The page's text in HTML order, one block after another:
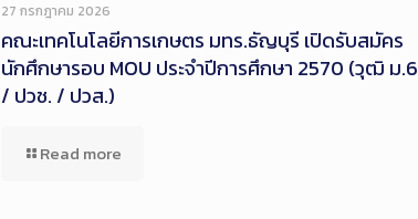
27 กรกฎาคม 2026
คณะเทคโนโลยีการเกษตร มทร.ธัญบุรี เปิดรับสมัคร
นักศึกษารอบ MOU ประจำปีการศึกษา 2570 (วุฒิ ม.6
/ ปวช. / ปวส.)
Read more